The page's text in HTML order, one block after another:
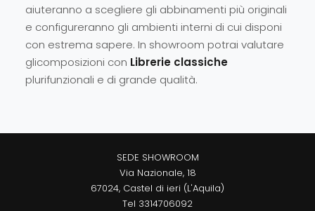
aiuteranno a scegliere gli abbinamenti più originali
e configureranno gli ambienti interni di cui disponi
con estrema sapere. In showroom potrai valutare
glicomposizioni con Librerie classiche
plurifunzionali e di grande qualità.
SEDE SHOWROOM
Via Nazionale, 18
67024, Castel di ieri (L'Aquila)
Tel 3314706092